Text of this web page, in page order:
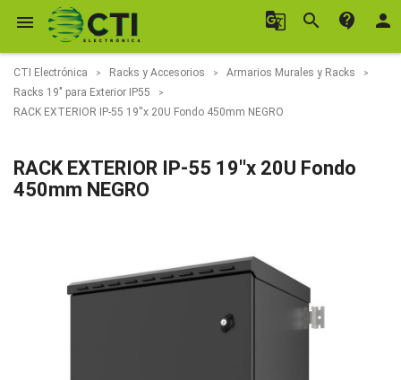
 g_translate search contact_support person
CTI Electrónica Racks y Accesorios
Armarios Murales y Racks
Racks 19" para Exterior IP55
RACK EXTERIOR IP-55 19''x 20U Fondo 450mm NEGRO
RACK EXTERIOR IP-55 19''x 20U Fondo
450mm NEGRO